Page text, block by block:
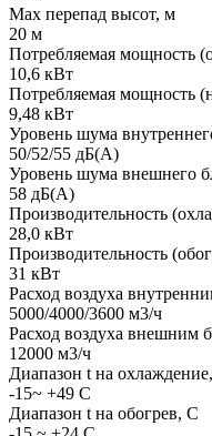
Мах перепад высот, м
20 м
Потребляемая мощность
10,6 кВт
Потребляемая мощность
9,48 кВт
Уровень шума
50/52/55 дБ(А)
Уровень шума внешнего
58 дБ(А)
Производительность
28,0 кВт
Производительность
31 кВт
Расход воздуха
5000/4000/3600 м3/ч
Расход воздуха внешним
12000 м3/ч
Диапазон t на
-15~ +49 С
Диапазон t на обогрев, С